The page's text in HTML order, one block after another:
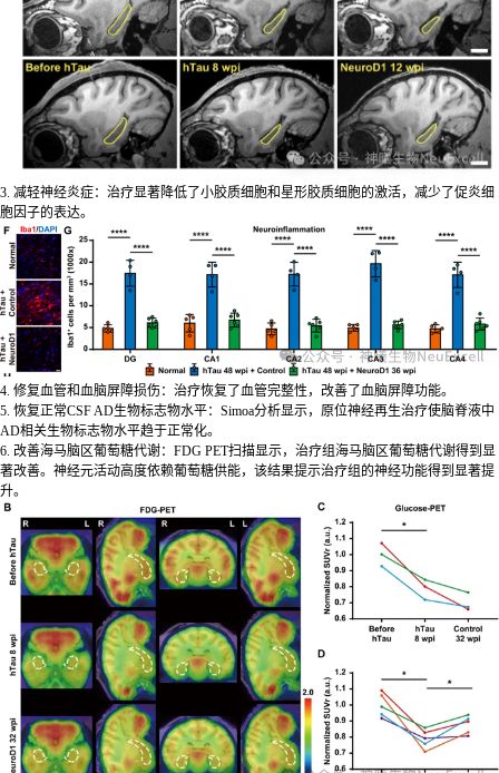
3. 减轻神经炎症：治疗显著降低了小胶质细胞和星形胶质细胞的激活，减少了促炎细
胞因子的表达。
4. 修复血管和血脑屏障损伤：治疗恢复了血管完整性，改善了血脑屏障功能。
5. 恢复正常CSF AD生物标志物水平：Simoa分析显示，原位神经再生治疗使脑脊液中
AD相关生物标志物水平趋于正常化。
6. 改善海马脑区葡萄糖代谢：FDG PET扫描显示，治疗组海马脑区葡萄糖代谢得到显
著改善。神经元活动高度依赖葡萄糖供能，该结果提示治疗组的神经功能得到显著提
升。